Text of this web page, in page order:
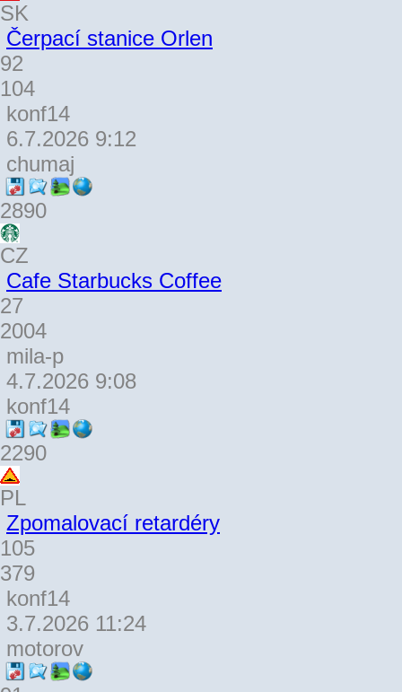
SK
Čerpací stanice Orlen
92
104
konf14
6.7.2026 9:12
chumaj
2890
CZ
Cafe Starbucks Coffee
27
2004
mila-p
4.7.2026 9:08
konf14
2290
PL
Zpomalovací retardéry
105
379
konf14
3.7.2026 11:24
motorov